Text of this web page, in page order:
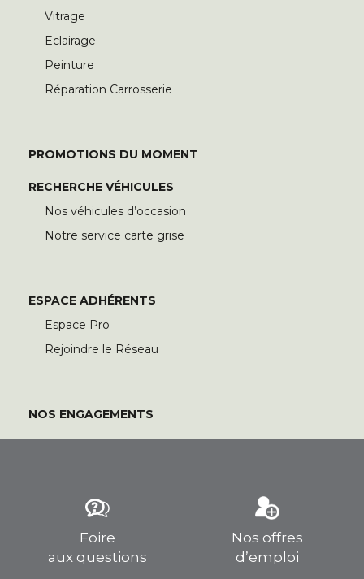
Vitrage
Eclairage
Peinture
Réparation Carrosserie
PROMOTIONS DU MOMENT
RECHERCHE VÉHICULES
Nos véhicules d’occasion
Notre service carte grise
ESPACE ADHÉRENTS
Espace Pro
Rejoindre le Réseau
NOS ENGAGEMENTS
Foire
aux questions
Nos offres
d’emploi